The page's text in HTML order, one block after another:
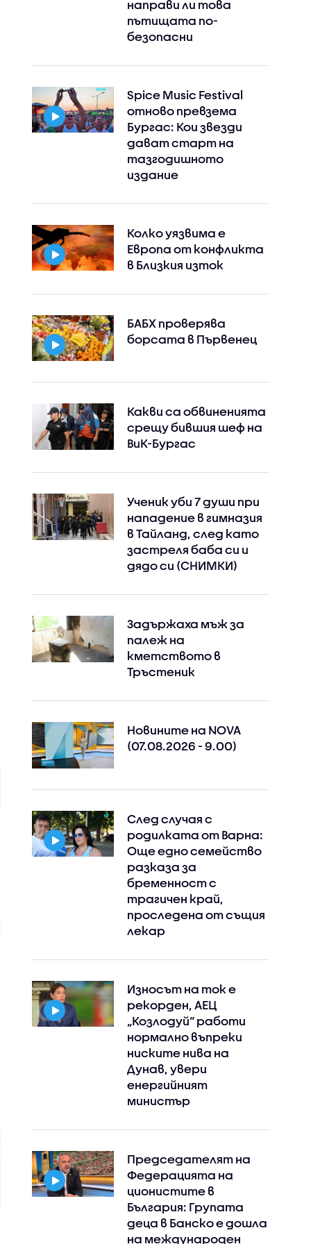
Instagram Facebook
направи ли това
пътищата по-
безопасни
Spice Music Festival
отново превзема
Бургас: Кои звезди
дават старт на
тазгодишното
издание
Колко уязвима е
Европа от конфликта
в Близкия изток
БАБХ проверява
борсата в Първенец
Какви са обвиненията
срещу бившия шеф на
ВиК-Бургас
Ученик уби 7 души при
нападение в гимназия
в Тайланд, след като
застреля баба си и
дядо си (СНИМКИ)
Задържаха мъж за
палеж на
кметството в
Тръстеник
Новините на NOVA
(07.08.2026 - 9.00)
След случая с
родилката от Варна:
Още едно семейство
разказа за
бременност с
трагичен край,
проследена от същия
лекар
Износът на ток е
рекорден, АЕЦ
„Козлодуй“ работи
нормално въпреки
ниските нива на
Дунав, увери
енергийният
министър
Председателят на
Федерацията на
ционистите в
България: Групата
деца в Банско е дошла
на международен